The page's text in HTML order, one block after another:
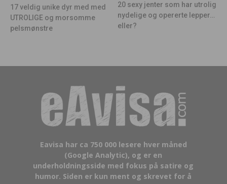
17 veldig unike dyr med med
UTROLIGE og morsomme
pelsmønstre
20 sexy jenter som har utrolig
nydelige og opererte lepper…
eller?
Eavisa har ca 750 000 lesere hver måned
(Google Analytic), og er en
underholdningsside med fokus på satire og
humor. Siden er kun ment og skrevet for å